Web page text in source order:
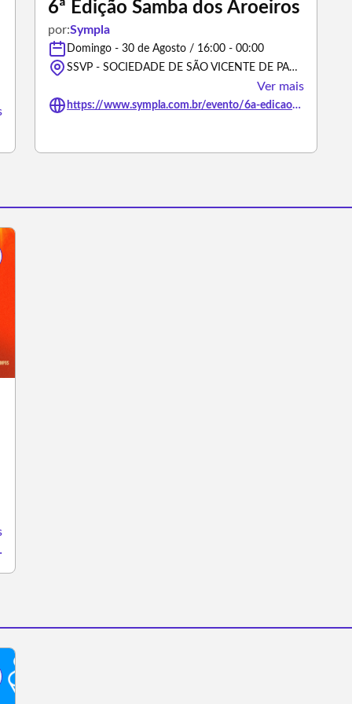
6ª Edição Samba dos Aroeiros
por:Sympla
Domingo - 30 de Agosto / 16:00 - 00:00
SSVP - SOCIEDADE DE SÃO VICENTE DE PAULO, Rua Sebastião Humel - São José dos Campos/São Paulo
Ver mais
https://www.sympla.com.br/evento/6a-edicao-samba-dos-aroeiros/3476884
encontro/3489963